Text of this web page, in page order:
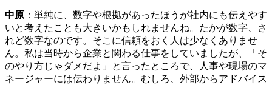
中原 ：単純に、数字や根拠があったほうが社内にも伝えやす
いと考えたことも大きいかもしれませんね。たかが数字、さ
れど数字なのです。そこに信頼をおく人は少なくありませ
ん。私は当時から企業と関わる仕事をしていましたが、「そ
のやり方じゃダメだよ」と言ったところで、人事や現場のマ
ネージャーには伝わりません。むしろ、外部からアドバイス